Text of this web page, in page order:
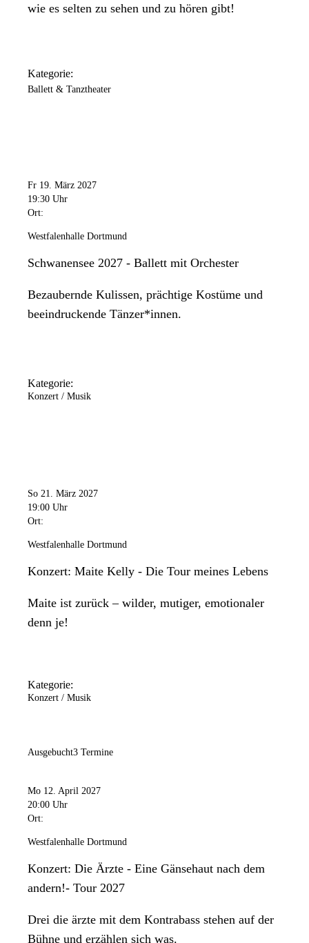
wie es selten zu sehen und zu hören gibt!
Kategorie:
Ballett & Tanztheater
Fr 19. März 2027
19:30 Uhr
Ort:
Westfalenhalle Dortmund
Schwanensee 2027 - Ballett mit Orchester
Bezaubernde Kulissen, prächtige Kostüme und
beeindruckende Tänzer*innen.
Kategorie:
Konzert / Musik
So 21. März 2027
19:00 Uhr
Ort:
Westfalenhalle Dortmund
Konzert: Maite Kelly - Die Tour meines Lebens
Maite ist zurück – wilder, mutiger, emotionaler
denn je!
Kategorie:
Konzert / Musik
Ausgebucht3 Termine
Mo 12. April 2027
20:00 Uhr
Ort:
Westfalenhalle Dortmund
Konzert: Die Ärzte - Eine Gänsehaut nach dem
andern!- Tour 2027
Drei die ärzte mit dem Kontrabass stehen auf der
Bühne und erzählen sich was.